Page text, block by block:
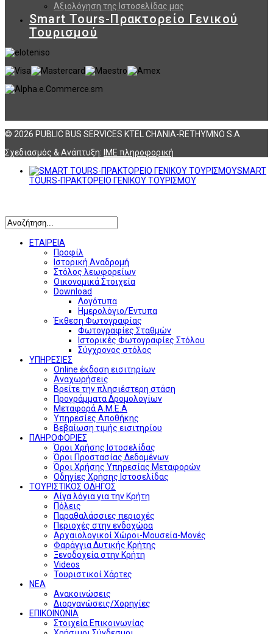
Αξιολόγηση της Ιστοσελίδας μας
Smart Tours-Πρακτορείο Γενικού
Τουρισμού
© 2026 PUBLIC BUS SERVICES KTEL CHANIA-RETHYMNO S.A
Σχεδιασμός & Ανάπτυξη: ΙΜΕ πληροφορική
SMART
TOURS-ΠΡΑΚΤΟΡΕΙΟ ΓΕΝΙΚΟΥ ΤΟΥΡΙΣΜΟΥ
ΕΤΑΙΡΕΙΑ
Προφίλ
Ιστορική Αναδρομή
Στόλος λεωφορείων
Οικονομικά Στοιχεία
Download
Λογότυπα
Ημερολόγιο/Έντυπα
Έκθεση Φωτογραφίας
Φωτογραφίες Σταθμών
Ιστορικές Φωτογραφίες Στόλου
Σύγχρονος στόλος
ΥΠΗΡΕΣΙΕΣ
Online έκδοση εισιτηρίων
Αναχωρήσεις
Βρείτε την πλησιέστερη στάση
Προγράμματα Δρομολογίων
Μεταφορά Α.Μ.Ε.Α
Υπηρεσίες Αποθήκης
Βεβαίωση τιμής εισιτηρίου
ΠΛΗΡΟΦΟΡΙΕΣ
Όροι Χρήσης Ιστοσελίδας
Όροι Προστασίας Δεδομένων
Όροι Χρήσης Υπηρεσίας Μεταφορών
Οδηγίες Χρήσης Ιστοσελίδας
ΤΟΥΡΙΣΤΙΚΟΣ ΟΔΗΓΟΣ
Λίγα λόγια για την Κρήτη
Πόλεις
Παραθαλάσσιες περιοχές
Περιοχές στην ενδοχώρα
Αρχαιολογικοί Χώροι-Μουσεία-Μονές
Φαράγγια Δυτικής Κρήτης
Ξενοδοχεία στην Κρήτη
Videos
Τουριστικοί Χάρτες
ΝΕΑ
Ανακοινώσεις
Διοργανώσεις/Χορηγίες
ΕΠΙΚΟΙΝΩΝΙΑ
Στοιχεία Επικοινωνίας